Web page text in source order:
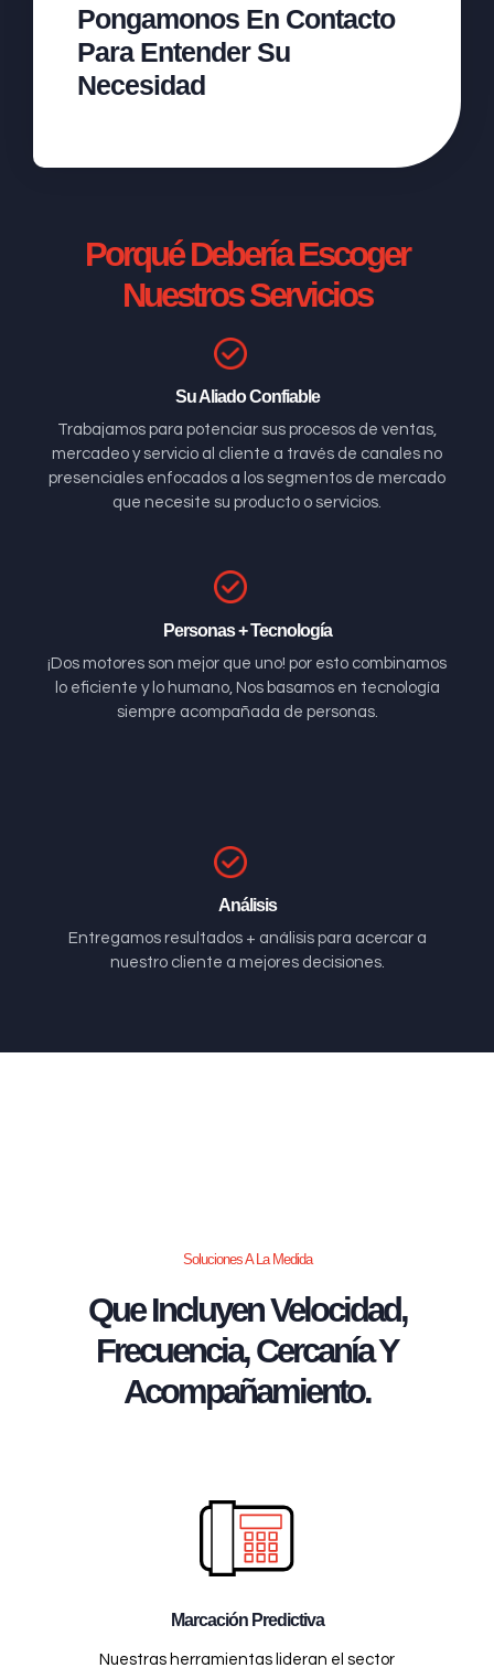
Pongamonos En Contacto
Para Entender Su
Necesidad
Porqué Debería Escoger
Nuestros Servicios
Su Aliado Confiable
Trabajamos para potenciar sus procesos de ventas,
mercadeo y servicio al cliente a través de canales no
presenciales enfocados a los segmentos de mercado
que necesite su producto o servicios.
Personas + Tecnología
¡Dos motores son mejor que uno! por esto combinamos
lo eficiente y lo humano, Nos basamos en tecnología
siempre acompañada de personas.
Análisis
Entregamos resultados + análisis para acercar a
nuestro cliente a mejores decisiones.
Soluciones A La Medida
Que Incluyen Velocidad,
Frecuencia, Cercanía Y
Acompañamiento.
Marcación Predictiva
Nuestras herramientas lideran el sector